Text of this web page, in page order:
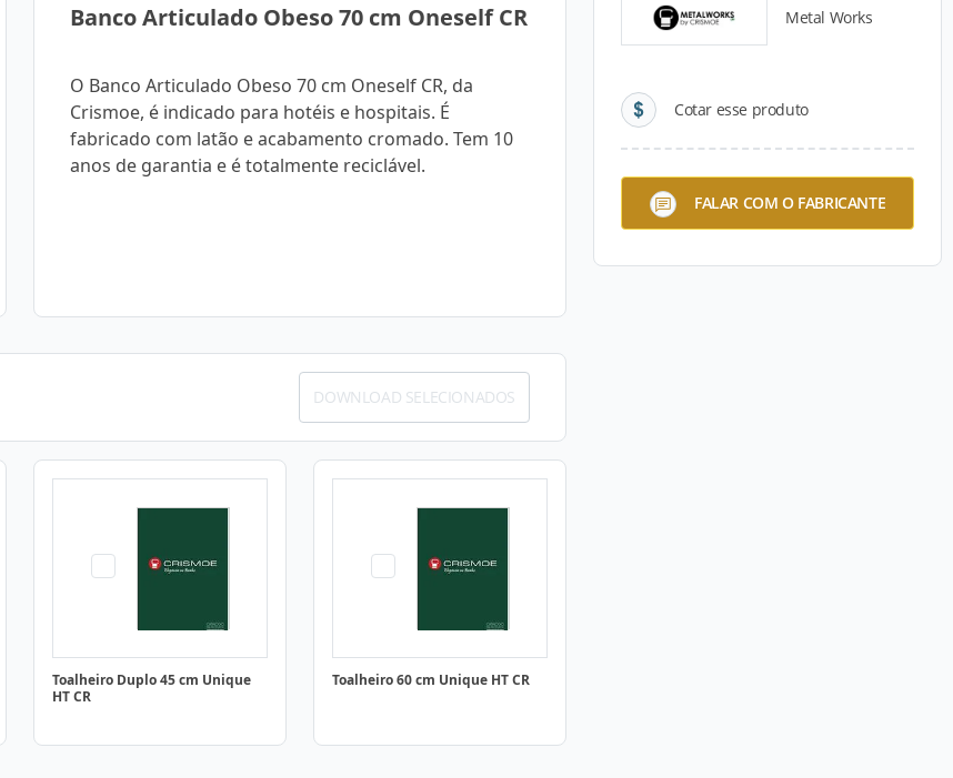
Banco Articulado Obeso 70 cm Oneself CR
O Banco Articulado Obeso 70 cm Oneself CR, da
Crismoe, é indicado para hotéis e hospitais. É
fabricado com latão e acabamento cromado. Tem 10
anos de garantia e é totalmente reciclável.
Metal Works
Cotar esse produto
FALAR COM O FABRICANTE
DOWNLOAD SELECIONADOS
Toalheiro Duplo 45 cm Unique
HT CR
Toalheiro 60 cm Unique HT CR